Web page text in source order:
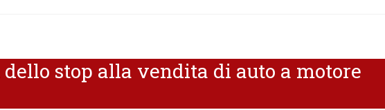
stop alla vendita di auto a motore